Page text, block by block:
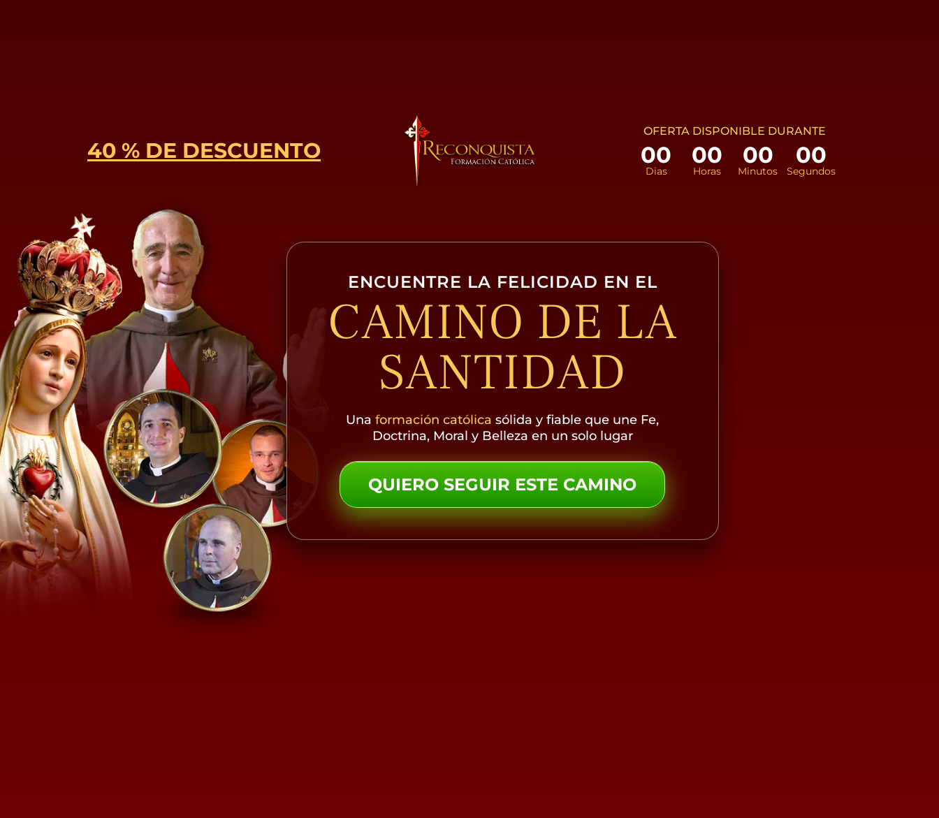
40 % DE DESCUENTO
OFERTA DISPONIBLE DURANTE
00
Dias
00
Horas
00
Minutos
00
Segundos
ENCUENTRE LA FELICIDAD EN EL
CAMINO DE LA
SANTIDAD
Unaformación católica sólida y fiable que une Fe,
Doctrina, Moral y Belleza en un solo lugar
QUIERO SEGUIR ESTE CAMINO